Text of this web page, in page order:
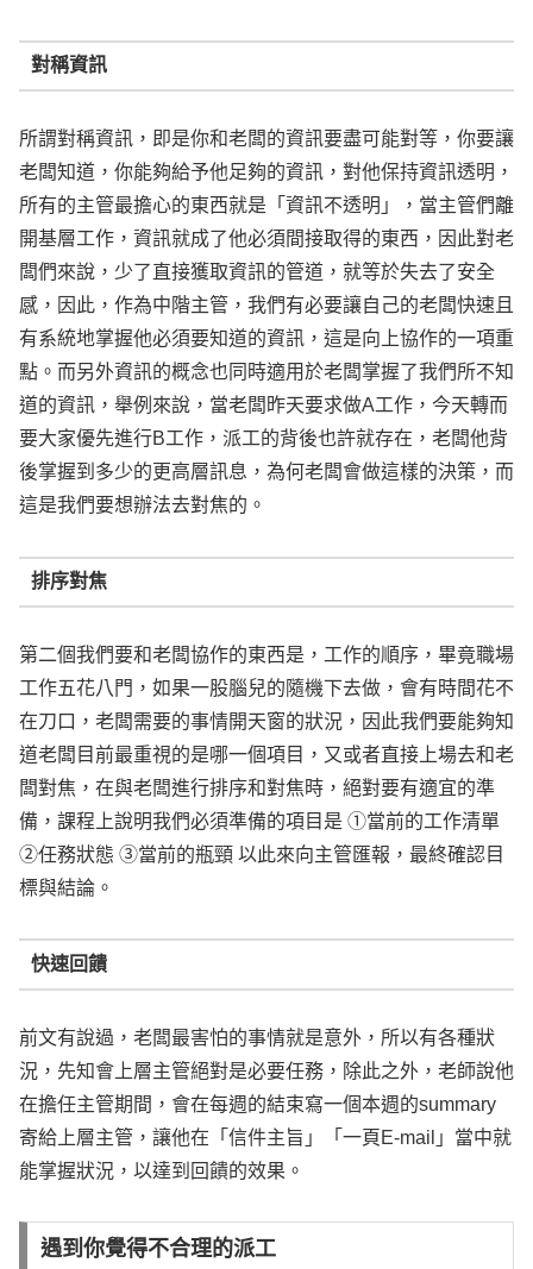
對稱資訊
所謂對稱資訊，即是你和老闆的資訊要盡可能對等，你要讓
老闆知道，你能夠給予他足夠的資訊，對他保持資訊透明，
所有的主管最擔心的東西就是「資訊不透明」，當主管們離
開基層工作，資訊就成了他必須間接取得的東西，因此對老
闆們來說，少了直接獲取資訊的管道，就等於失去了安全
感，因此，作為中階主管，我們有必要讓自己的老闆快速且
有系統地掌握他必須要知道的資訊，這是向上協作的一項重
點。而另外資訊的概念也同時適用於老闆掌握了我們所不知
道的資訊，舉例來說，當老闆昨天要求做A工作，今天轉而
要大家優先進行B工作，派工的背後也許就存在，老闆他背
後掌握到多少的更高層訊息，為何老闆會做這樣的決策，而
這是我們要想辦法去對焦的。
排序對焦
第二個我們要和老闆協作的東西是，工作的順序，畢竟職場
工作五花八門，如果一股腦兒的隨機下去做，會有時間花不
在刀口，老闆需要的事情開天窗的狀況，因此我們要能夠知
道老闆目前最重視的是哪一個項目，又或者直接上場去和老
闆對焦，在與老闆進行排序和對焦時，絕對要有適宜的準
備，課程上說明我們必須準備的項目是 ①當前的工作清單
②任務狀態 ③當前的瓶頸 以此來向主管匯報，最終確認目
標與結論。
快速回饋
前文有說過，老闆最害怕的事情就是意外，所以有各種狀
況，先知會上層主管絕對是必要任務，除此之外，老師說他
在擔任主管期間，會在每週的結束寫一個本週的summary
寄給上層主管，讓他在「信件主旨」「一頁E-mail」當中就
能掌握狀況，以達到回饋的效果。
遇到你覺得不合理的派工